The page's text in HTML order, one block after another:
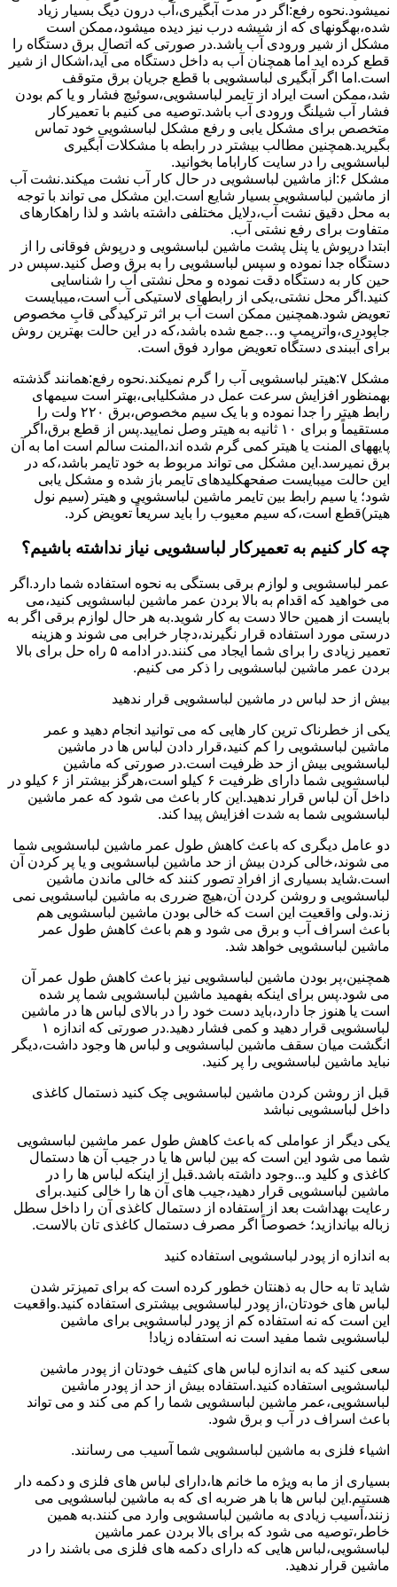
نمیشود.نحوه رﻓﻊ:اﮔﺮ در ﻣﺪت آﺑﮕﯿﺮی،آب درون دﯾﮓ ﺑﺴﯿﺎر زﯾﺎد
ﺷﺪه،بهگونهای ﮐﻪ از ﺷﯿﺸﻪ درب ﻧﯿﺰ دﯾﺪه میشود،ممکن است
مشکل از شیر ورودی آب باشد.در صورتی که اتصال برق دستگاه را
قطع کرده اید اما همچنان آب به داخل دستگاه می آید،اشکال از شیر
است.اما اگر آبگیری لباسشویی با قطع جریان برق متوقف
شد،ممکن است ایراد از تایمر لباسشویی،سوئیچ فشار و یا کم بودن
فشار آب شیلنگ ورودی آب باشد.توصیه می کنیم با تعمیرکار
متخصص برای مشکل یابی و رفع مشکل لباسشویی خود تماس
بگیرید.همچنین مطالب بیشتر در رابطه با مشکلات آبگیری
لباسشویی را در سایت کاراباما بخوانید.
مشکل ۶:از ﻣﺎﺷﯿﻦ لباسشویی در ﺣﺎل ﮐﺎر آب ﻧﺸﺖ میکند.نشت آب
از ماشین لباسشویی بسیار شایع است.این مشکل می تواند با توجه
به محل دقیق نشت آب،دلایل مختلفی داشته باشد و لذا راهکارهای
متفاوت برای رفع نشتی آب.
ابتدا درپوش یا پنل ﭘﺸﺖ ﻣﺎﺷﯿﻦ لباسشویی و درپوش ﻓﻮﻗﺎﻧﯽ را از
دستگاه ﺟﺪا ﻧﻤﻮده و ﺳﭙﺲ لباسشویی را ﺑﻪ ﺑﺮق وصل ﮐﻨﯿﺪ.سپس در
حین کار به دستگاه دقت نموده و ﻣﺤﻞ نشتی آب را ﺷﻨﺎﺳﺎﯾﯽ
کنید.اﮔﺮ ﻣﺤﻞ نشتی،ﯾﮑﯽ از رابطهای ﻻﺳﺘﯿﮑﯽ آب اﺳﺖ،میبایست
ﺗﻌﻮﯾﺾ شود.همچنین ﻣﻤﮑﻦ اﺳﺖ آب بر اثر ﺗﺮﮐﯿﺪﮔﯽ قابِ ﻣﺨﺼﻮص
ﺟﺎﭘﻮدری،واترپمپ و…جمع شده ﺑﺎﺷﺪ،ﮐﻪ در این حالت بهترین روش
برای آببندی دستگاه ﺗﻌﻮﯾﺾ ﻣﻮارد ﻓﻮق اﺳﺖ.
مشکل ۷:ﻫﯿﺘﺮ لباسشویی آب را ﮔﺮم نمیکند.نحوه رﻓﻊ:ﻫﻤﺎﻧﻨﺪ ﮔﺬﺷﺘﻪ
بهمنظور اﻓﺰاﯾﺶ ﺳﺮﻋﺖ ﻋﻤﻞ در مشکلیابی،بهتر است سیمهای
راﺑﻂ ﻫﯿﺘﺮ را ﺟﺪا ﻧﻤﻮده و ﺑﺎ ﯾﮏ ﺳﯿﻢ ﻣﺨﺼﻮص،برق ۲۲۰ ولت را
مستقیماً و برای ۱۰ ﺛﺎﻧﯿﻪ ﺑﻪ ﻫﯿﺘﺮ وصل نمایید.ﭘﺲ از ﻗﻄﻊ ﺑﺮق،اﮔﺮ
پایههای اﻟﻤﻨﺖ یا هیتر کمی ﮔﺮم ﺷﺪه اند،اﻟﻤﻨﺖ ﺳﺎﻟﻢ است اما ﺑﻪ آن
ﺑﺮق نمیرسد.اﯾﻦ ﻣﺸﮑﻞ می تواند مربوط به ﺧﻮد ﺗﺎﯾﻤﺮ باشد،ﮐﻪ در
این حالت میبایست صفحهکلیدهای ﺗﺎﯾﻤﺮ باز شده و مشکل یابی
شود؛ ﯾﺎ ﺳﯿﻢ راﺑﻂ ﺑﯿﻦ ﺗﺎﯾﻤﺮ ماشین لباسشویی و ﻫﯿﺘﺮ (سیم ﻧﻮل
ﻫﯿﺘﺮ)ﻗﻄﻊ اﺳﺖ،ﮐﻪ ﺳﯿﻢ ﻣﻌﯿﻮب را ﺑﺎﯾﺪ سریعاً ﺗﻌﻮﯾﺾ کرد.
چه کار کنیم به تعمیرکار لباسشویی نیاز نداشته باشیم؟
عمر لباسشویی و لوازم برقی بستگی به نحوه استفاده شما دارد.اگر
می خواهید که اقدام به بالا بردن عمر ماشین لباسشویی کنید،می
بایست از همین حالا دست به کار شوید.به هر حال لوازم برقی اگر به
درستی مورد استفاده قرار نگیرند،دچار خرابی می شوند و هزینه
تعمیر زیادی را برای شما ایجاد می کنند.در ادامه ۵ راه حل برای بالا
بردن عمر ماشین لباسشویی را ذکر می کنیم.
بیش از حد لباس در ماشین لباسشویی قرار ندهید
یکی از خطرناک ترین کار هایی که می توانید انجام دهید و عمر
ماشین لباسشویی را کم کنید،قرار دادن لباس ها در ماشین
لباسشویی بیش از حد ظرفیت است.در صورتی که ماشین
لباسشویی شما دارای ظرفیت ۶ کیلو است،هرگز بیشتر از ۶ کیلو در
داخل آن لباس قرار ندهید.این کار باعث می شود که عمر ماشین
لباسشویی شما به شدت افزایش پیدا کند.
دو عامل دیگری که باعث کاهش طول عمر ماشین لباسشویی شما
می شوند،خالی کردن بیش از حد ماشین لباسشویی و یا پر کردن آن
است.شاید بسیاری از افراد تصور کنند که خالی ماندن ماشین
لباسشویی و روشن کردن آن،هیچ ضرری به ماشین لباسشویی نمی
زند.ولی واقعیت این است که خالی بودن ماشین لباسشویی هم
باعث اسراف آب و برق می شود و هم باعث کاهش طول عمر
ماشین لباسشویی خواهد شد.
همچنین،پر بودن ماشین لباسشویی نیز باعث کاهش طول عمر آن
می شود.پس برای اینکه بفهمید ماشین لباسشویی شما پر شده
است یا هنوز جا دارد،باید دست خود را در بالای لباس ها در ماشین
لباسشویی قرار دهید و کمی فشار دهید.در صورتی که اندازه ۱
انگشت میان سقف ماشین لباسشویی و لباس ها وجود داشت،دیگر
نباید ماشین لباسشویی را پر کنید.
قبل از روشن کردن ماشین لباسشویی چک کنید ذستمال کاغذی
داخل لباسشویی نباشد
یکی دیگر از عواملی که باعث کاهش طول عمر ماشین لباسشویی
شما می شود این است که بین لباس ها یا در جیب آن ها دستمال
کاغذی و کلید و...وجود داشته باشد.قبل از اینکه لباس ها را در
ماشین لباسشویی قرار دهید،جیب های آن ها را خالی کنید.برای
رعایت بهداشت بعد از استفاده از دستمال کاغذی آن را داخل سطل
زباله بیاندازید؛ خصوصاً اگر مصرف دستمال کاغذی تان بالاست.
به اندازه از پودر لباسشویی استفاده کنید
شاید تا به حال به ذهنتان خطور کرده است که برای تمیزتر شدن
لباس های خودتان،از پودر لباسشویی بیشتری استفاده کنید.واقعیت
این است که نه استفاده کم از پودر لباسشویی برای ماشین
لباسشویی شما مفید است نه استفاده زیاد!
سعی کنید که به اندازه لباس های کثیف خودتان از پودر ماشین
لباسشویی استفاده کنید.استفاده بیش از حد از پودر ماشین
لباسشویی،عمر ماشین لباسشویی شما را کم می کند و می تواند
باعث اسراف در آب و برق شود.
اشیاء فلزی به ماشین لباسشویی شما آسیب می رسانند.
بسیاری از ما به ویژه ما خانم ها،دارای لباس های فلزی و دکمه دار
هستیم.این لباس ها با هر ضربه ای که به ماشین لباسشویی می
زنند،آسیب زیادی به ماشین لباسشویی وارد می کنند.به همین
خاطر،توصیه می شود که برای بالا بردن عمر ماشین
لباسشویی،لباس هایی که دارای دکمه های فلزی می باشند را در
ماشین قرار ندهید.